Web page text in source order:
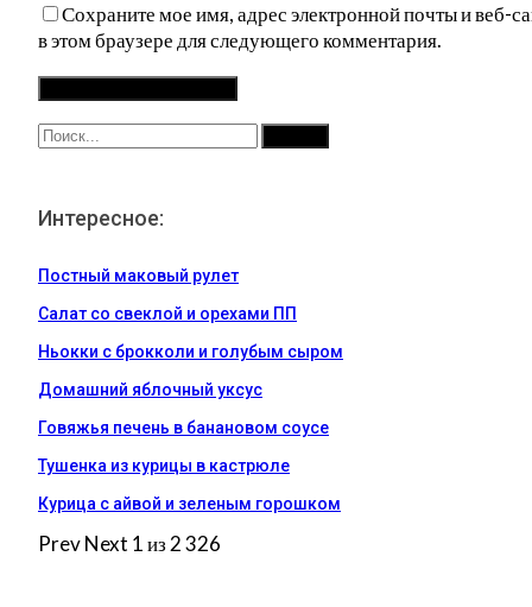
Сохраните мое имя, адрес электронной почты и веб-
в этом браузере для следующего комментария.
Интересное:
Постный маковый рулет
Салат со свеклой и орехами ПП
Ньокки с брокколи и голубым сыром
Домашний яблочный уксус
Говяжья печень в банановом соусе
Тушенка из курицы в кастрюле
Курица с айвой и зеленым горошком
PrevNext 1 из 2 326